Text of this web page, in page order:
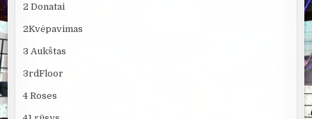
2 Donatai
2Kvėpavimas
3 Aukštas
3rdFloor
4 Roses